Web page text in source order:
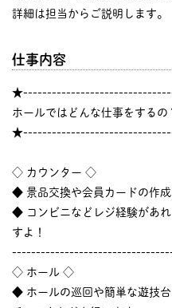
詳細は担当からご説明します。
仕事内容
ホールではどんな仕事をするの
◇ カウンター ◇
◆ 景品交換や会員カードの作
◆ コンビニなどレジ経験があ
すよ！
◇ ホール ◇
◆ ホールの巡回や簡単な遊技